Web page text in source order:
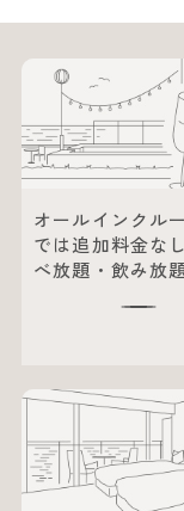
オールインクル
では追加料金な
べ放題・飲み放